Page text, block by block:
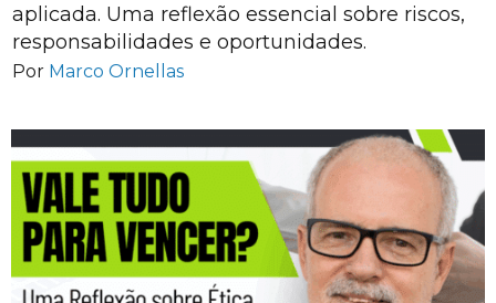
aplicada. Uma reflexão essencial sobre riscos,
responsabilidades e oportunidades.
Por Marco Ornellas